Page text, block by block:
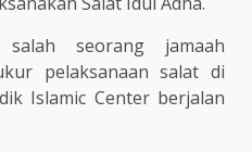
seorang jamaah
pelaksanaan salat di
Islamic Center berjalan